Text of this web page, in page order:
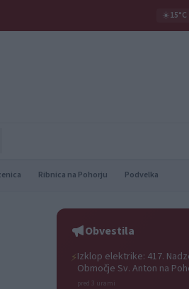
☀️15°C
Ribnica na Pohorju Podvelka
Obvestila
⚡Izklop elektrike: 417.
Območje Sv. Anton na
pred 3 urami